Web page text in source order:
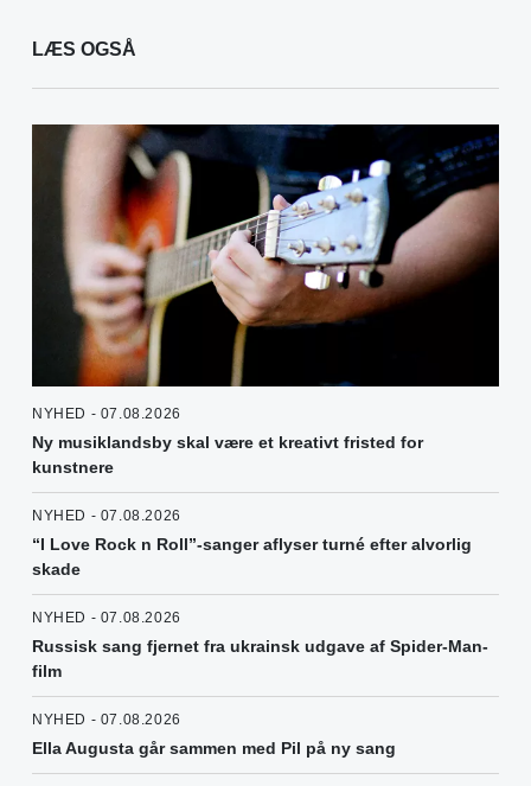
LÆS OGSÅ
NYHED - 07.08.2026
Ny musiklandsby skal være et kreativt fristed for
kunstnere
NYHED - 07.08.2026
“I Love Rock n Roll”-sanger aflyser turné efter alvorlig
skade
NYHED - 07.08.2026
Russisk sang fjernet fra ukrainsk udgave af Spider-Man-
film
NYHED - 07.08.2026
Ella Augusta går sammen med Pil på ny sang